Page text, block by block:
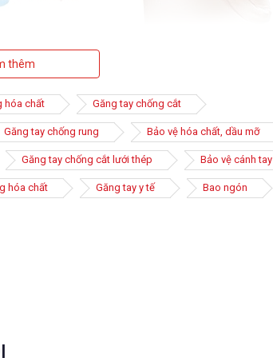
thêm
hóa chất Găng tay chống cắt
Găng tay chống rung Bảo vệ hóa chất, dầu mỡ
Găng tay chống cắt lưới thép Bảo vệ cánh tay
hóa chất Găng tay y tế Bao ngón